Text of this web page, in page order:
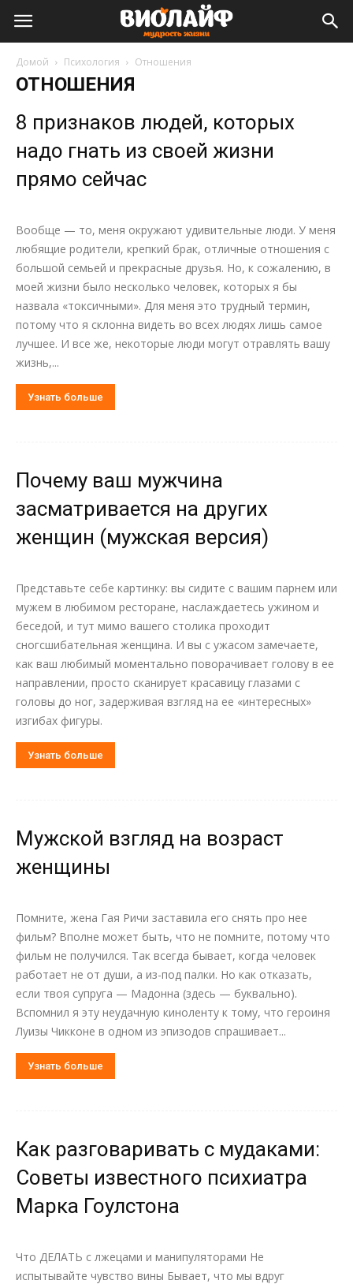
Виолайф
Домой Психология Отношения
ОТНОШЕНИЯ
8 признаков людей, которых
надо гнать из своей жизни
прямо сейчас
Вообще — то, меня окружают удивительные люди. У меня
любящие родители, крепкий брак, отличные отношения с
большой семьей и прекрасные друзья. Но, к сожалению, в
моей жизни было несколько человек, которых я бы
назвала «токсичными». Для меня это трудный термин,
потому что я склонна видеть во всех людях лишь самое
лучшее. И все же, некоторые люди могут отравлять вашу
жизнь,...
Узнать больше
Почему ваш мужчина
засматривается на других
женщин (мужская версия)
Представьте себе картинку: вы сидите с вашим парнем или
мужем в любимом ресторане, наслаждаетесь ужином и
беседой, и тут мимо вашего столика проходит
сногсшибательная женщина. И вы с ужасом замечаете,
как ваш любимый моментально поворачивает голову в ее
направлении, просто сканирует красавицу глазами с
головы до ног, задерживая взгляд на ее «интересных»
изгибах фигуры.
Узнать больше
Мужской взгляд на возраст
женщины
Помните, жена Гая Ричи заставила его снять про нее
фильм? Вполне может быть, что не помните, потому что
фильм не получился. Так всегда бывает, когда человек
работает не от души, а из-под палки. Но как отказать,
если твоя супруга — Мадонна (здесь — буквально).
Вспомнил я эту неудачную киноленту к тому, что героиня
Луизы Чикконе в одном из эпизодов спрашивает...
Узнать больше
Как разговаривать с мудаками:
Советы известного психиатра
Марка Гоулстона
Что ДЕЛАТЬ с лжецами и манипуляторами Не
испытывайте чувство вины Бывает, что мы вдруг